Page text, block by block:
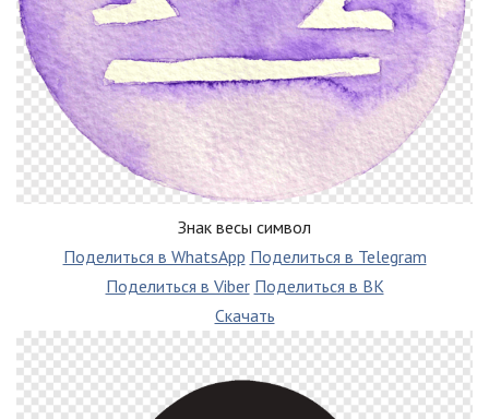
Знак весы символ
Поделиться в WhatsApp Поделиться в Telegram
Поделиться в Viber Поделиться в ВК
Скачать